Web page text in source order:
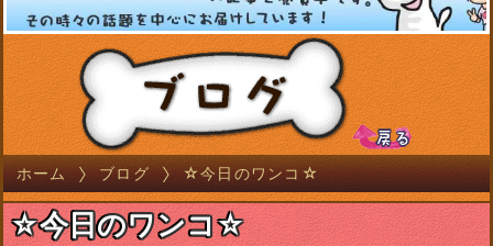
ホーム ブログ ☆今日のワンコ☆
☆今日のワンコ☆